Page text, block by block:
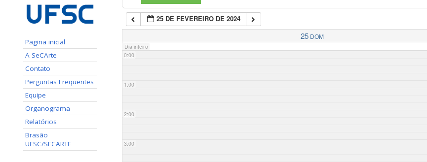
Pagina inicial
A SeCArte
Contato
Perguntas Frequentes
Equipe
Organograma
Relatórios
Brasão
UFSC/SECARTE
25 DE FEVEREIRO DE 2024
25 DOM
Dia inteiro
0:00
1:00
2:00
3:00